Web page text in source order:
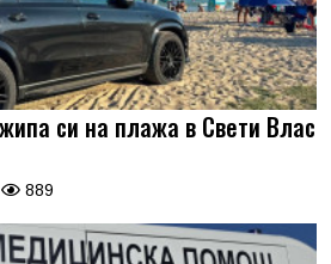
си на плажа в Свети Влас
889